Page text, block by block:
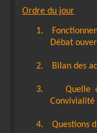
Ordre du jour
1.
Débat
2. Bilan des
3.
Quelle
Convivialité
4. Questions